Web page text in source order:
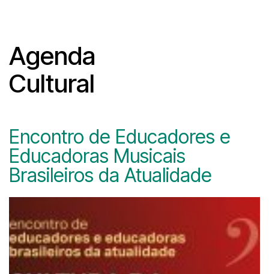
Agenda
Cultural
Encontro de Educadores e
Educadoras Musicais
Brasileiros da Atualidade